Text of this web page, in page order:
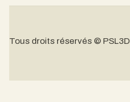
Tous droits réservés © PSL3D